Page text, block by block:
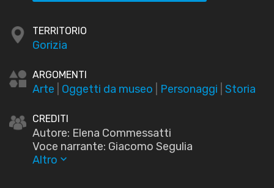
TERRITORIO
Gorizia
ARGOMENTI
Arte Oggetti da museo Personaggi Storia
CREDITI
Autore: Elena Commessatti
Voce narrante: Giacomo Segulia
Altro keyboard_arrow_down